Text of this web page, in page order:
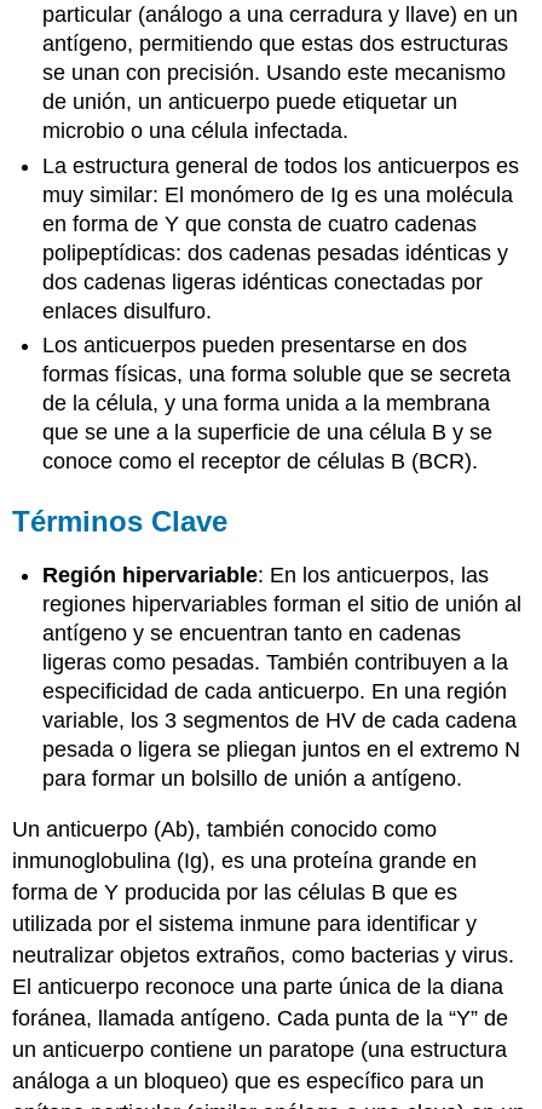
particular (análogo a una cerradura y llave) en un
antígeno, permitiendo que estas dos estructuras
se unan con precisión. Usando este mecanismo
de unión, un anticuerpo puede etiquetar un
microbio o una célula infectada.
La estructura general de todos los anticuerpos es
muy similar: El monómero de Ig es una molécula
en forma de Y que consta de cuatro cadenas
polipeptídicas: dos cadenas pesadas idénticas y
dos cadenas ligeras idénticas conectadas por
enlaces disulfuro.
Los anticuerpos pueden presentarse en dos
formas físicas, una forma soluble que se secreta
de la célula, y una forma unida a la membrana
que se une a la superficie de una célula B y se
conoce como el receptor de células B (BCR).
Términos Clave
Región hipervariable: En los anticuerpos, las
regiones hipervariables forman el sitio de unión al
antígeno y se encuentran tanto en cadenas
ligeras como pesadas. También contribuyen a la
especificidad de cada anticuerpo. En una región
variable, los 3 segmentos de HV de cada cadena
pesada o ligera se pliegan juntos en el extremo N
para formar un bolsillo de unión a antígeno.
Un anticuerpo (Ab), también conocido como
inmunoglobulina (Ig), es una proteína grande en
forma de Y producida por las células B que es
utilizada por el sistema inmune para identificar y
neutralizar objetos extraños, como bacterias y virus.
El anticuerpo reconoce una parte única de la diana
foránea, llamada antígeno. Cada punta de la “Y” de
un anticuerpo contiene un paratope (una estructura
análoga a un bloqueo) que es específico para un